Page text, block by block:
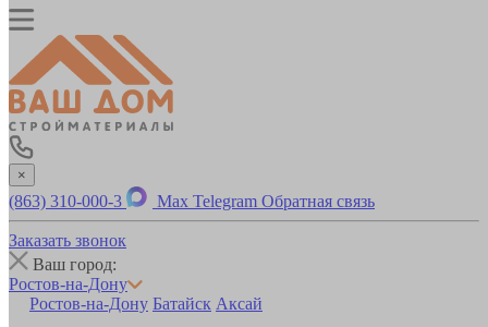
×
(863) 310-000-3 Max Telegram Обратная связь
Заказать звонок
Ваш город:
Ростов-на-Дону
Ростов-на-Дону Батайск Аксай